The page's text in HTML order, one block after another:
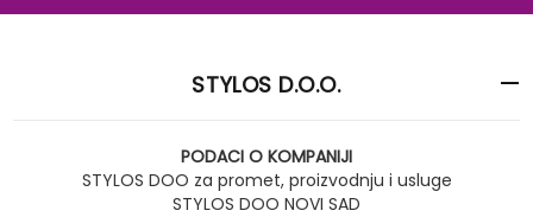
STYLOS D.O.O.
PODACI O KOMPANIJI
STYLOS DOO za promet, proizvodnju i usluge
STYLOS DOO NOVI SAD